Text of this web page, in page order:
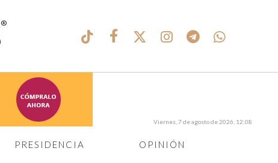
®
PRESIDENCIA OPINIÓN
Viernes, 7 de agosto de 2026, 12:08